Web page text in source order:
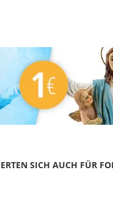
SICH AUCH FÜR